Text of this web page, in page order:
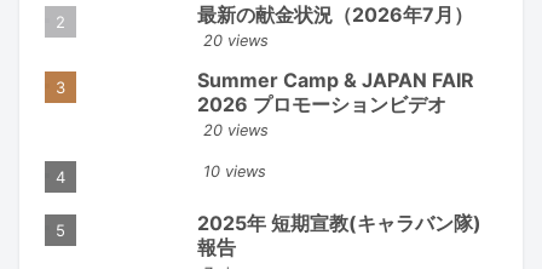
最新の献金状況（2026年7月）
20 views
Summer Camp & JAPAN FAIR
2026 プロモーションビデオ
20 views
10 views
2025年 短期宣教(キャラバン隊)
報告